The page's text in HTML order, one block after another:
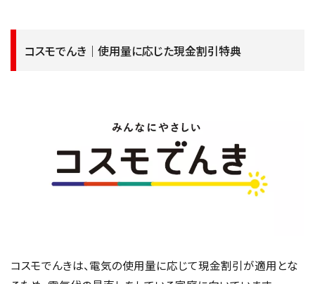
コスモでんき｜使用量に応じた現金割引特典
コスモでんきは、電気の使用量に応じて現金割引が適用とな